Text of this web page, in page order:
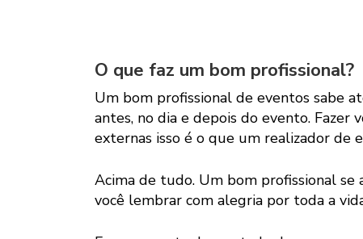
O que faz um bom profissional?
Um bom profissional de eventos sabe
antes, no dia e depois do evento. Fazer
externas isso é o que um realizador de
Acima de tudo. Um bom profissional
você lembrar com alegria por toda a